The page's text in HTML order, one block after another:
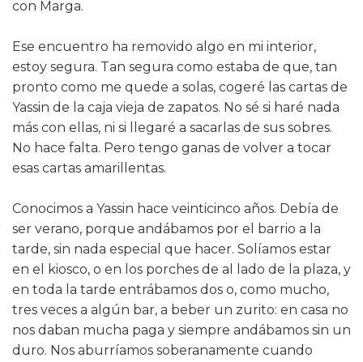
con Marga.
Ese encuentro ha removido algo en mi interior,
estoy segura. Tan segura como estaba de que, tan
pronto como me quede a solas, cogeré las cartas de
Yassin de la caja vieja de zapatos. No sé si haré nada
más con ellas, ni si llegaré a sacarlas de sus sobres.
No hace falta. Pero tengo ganas de volver a tocar
esas cartas amarillentas.
Conocimos a Yassin hace veinticinco años. Debía de
ser verano, porque andábamos por el barrio a la
tarde, sin nada especial que hacer. Solíamos estar
en el kiosco, o en los porches de al lado de la plaza, y
en toda la tarde entrábamos dos o, como mucho,
tres veces a algún bar, a beber un zurito: en casa no
nos daban mucha paga y siempre andábamos sin un
duro. Nos aburríamos soberanamente cuando